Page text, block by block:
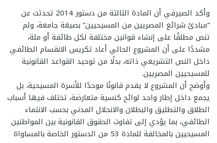
وأكد الصيرفي أن المادة الثالثة من دستور 2014 تحدثت عن
“مبادئ شرائع المصريين من المسيحيين” بصيغة جامعة، ولم
تنص مطلقًا على إنشاء قوانين مختلفة لكل طائفة أو ملة،
مشددًا على أن المشروع الحالي أعاد تكريس الانقسام الطائفي
داخل النص التشريعي ذاته، بدلًا من توحيد القواعد القانونية
للمسيحيين المصريين.
وأوضح أن المشروع لا يقدم قانونًا موحدًا للأسرة المسيحية، بل
يجمع داخل إطار واحد لوائح كنسية متعارضة، تختلف فيها أسباب
الطلاق والتطليق والبطلان والانحلال المدني بحسب الانتماء
الطائفي، بما يؤدي إلى تفاوت الحقوق القانونية بين المواطنين
المسيحيين بالمخالفة للمادة 53 من الدستور الخاصة بالمساواة